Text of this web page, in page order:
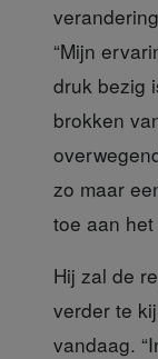
“Mijn
druk bezig
brokken
zo maar
toe aan
Hij zal de
verder te
vandaag.